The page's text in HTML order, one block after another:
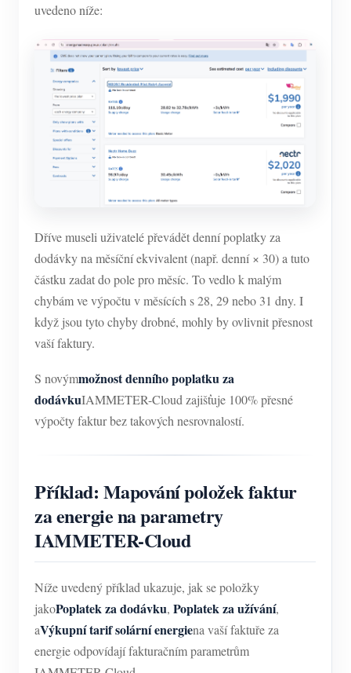
uvedeno níže:
Dříve museli uživatelé převádět denní poplatky za
dodávky na měsíční ekvivalent (např. denní × 30) a tuto
částku zadat do pole pro měsíc. To vedlo k malým
chybám ve výpočtu v měsících s 28, 29 nebo 31 dny. I
když jsou tyto chyby drobné, mohly by ovlivnit přesnost
vaší faktury.
S novýmmožnost denního poplatku za
dodávkuIAMMETER-Cloud zajišťuje 100% přesné
výpočty faktur bez takových nesrovnalostí.
Příklad: Mapování položek faktur
za energie na parametry
IAMMETER-Cloud
Níže uvedený příklad ukazuje, jak se položky
jakoPoplatek za dodávku, Poplatek za užívání,
aVýkupní tarif solární energiena vaší faktuře za
energie odpovídají fakturačním parametrům